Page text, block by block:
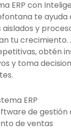
ERP con
te ayuda
aislados y
tu crecimiento.
obtén
y toma
ERP
de gestión
de ventas